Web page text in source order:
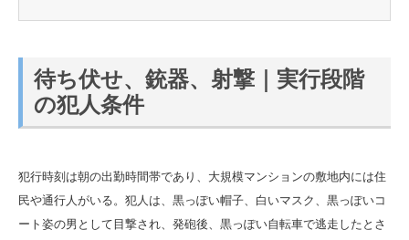
待ち伏せ、銃器、射撃｜実行段階
の犯人条件
犯行時刻は朝の出勤時間帯であり、大規模マンションの敷地内には住
民や通行人がいる。犯人は、黒っぽい帽子、白いマスク、黒っぽいコ
ート姿の男として目撃され、発砲後、黒っぽい自転車で逃走したとさ